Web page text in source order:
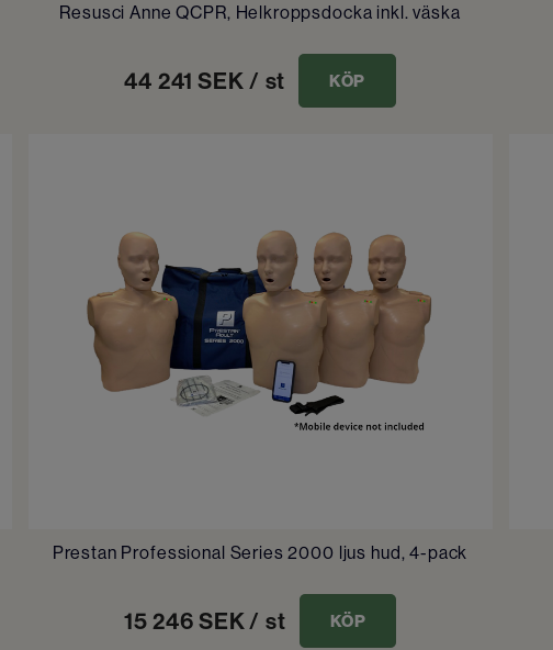
Resusci Anne QCPR, Helkroppsdocka inkl. väska
44 241 SEK / st KÖP
Prestan Professional Series 2000 ljus hud, 4-pack
15 246SEK / st KÖP